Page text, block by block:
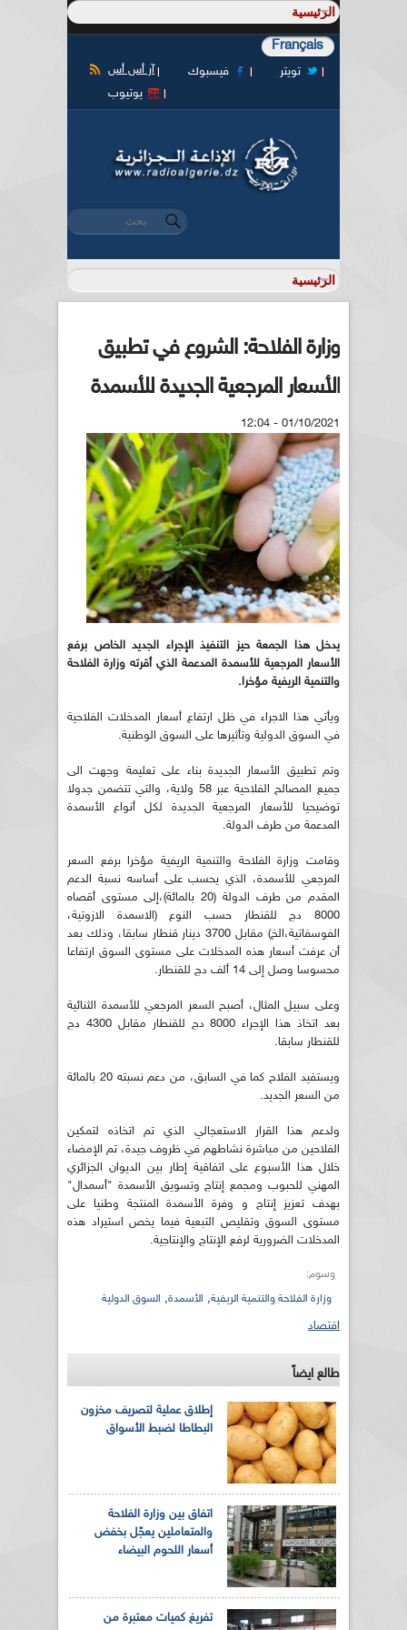
Français
آر أس أس فيسبوك
تويتر
يوتيوب
استمارة البحث
‏بحث ‏
وزارة الفلاحة: الشروع في تطبيق
الأسعار المرجعية الجديدة للأسمدة
01/10/2021 - 12:04
يدخل هذا الجمعة حيز التنفيذ الإجراء الجديد الخاص برفع
الأسعار المرجعية للأسمدة المدعمة الذي أقرته وزارة الفلاحة
والتنمية الريفية مؤخرا.
ويأتي هذا الاجراء في ظل ارتفاع أسعار المدخلات الفلاحية
في السوق الدولية وتأثيرها على السوق الوطنية.
وتم تطبيق الأسعار الجديدة بناء على تعليمة وجهت الى
جميع المصالح الفلاحية عبر 58 ولاية، والتي تتضمن جدولا
توضيحيا للأسعار المرجعية الجديدة لكل أنواع الأسمدة
المدعمة من طرف الدولة.
وقامت وزارة الفلاحة والتنمية الريفية مؤخرا برفع السعر
المرجعي للأسمدة، الذي يحسب على أساسه نسبة الدعم
المقدم من طرف الدولة (20 بالمائة)،إلى مستوى أقصاه
8000 دج للقنطار حسب النوع (الاسمدة الازوتية،
الفوسفاتية،الخ) مقابل 3700 دينار قنطار سابقا، وذلك بعد
أن عرفت أسعار هذه المدخلات على مستوى السوق ارتفاعا
محسوسا وصل إلى 14 ألف دج للقنطار.
وعلى سبيل المثال، أصبح السعر المرجعي للأسمدة الثنائية
بعد اتخاذ هذا الإجراء 8000 دج للقنطار مقابل 4300 دج
للقنطار سابقا.
ويستفيد الفلاح كما في السابق، من دعم نسبته 20 بالمائة
من السعر الجديد.
ولدعم هذا القرار الاستعجالي الذي تم اتخاذه لتمكين
الفلاحين من مباشرة نشاطهم في ظروف جيدة، تم الإمضاء
خلال هذا الأسبوع على اتفاقية إطار بين الديوان الجزائري
المهني للحبوب ومجمع إنتاج وتسويق الأسمدة "أسمدال"
بهدف تعزيز إنتاج و وفرة الأسمدة المنتجة وطنيا على
مستوى السوق وتقليص التبعية فيما يخص استيراد هذه
المدخلات الضرورية لرفع الإنتاج والإنتاجية.
وسوم:
وزارة الفلاحة والتنمية الريفية, الأسمدة, السوق الدولية
اقتصاد
طالع ايضاً
إطلاق عملية لتصريف مخزون
البطاطا لضبط الأسواق
اتفاق بين وزارة الفلاحة
والمتعاملين يعجّل بخفض
أسعار اللحوم البيضاء
تفريغ كميات معتبرة من